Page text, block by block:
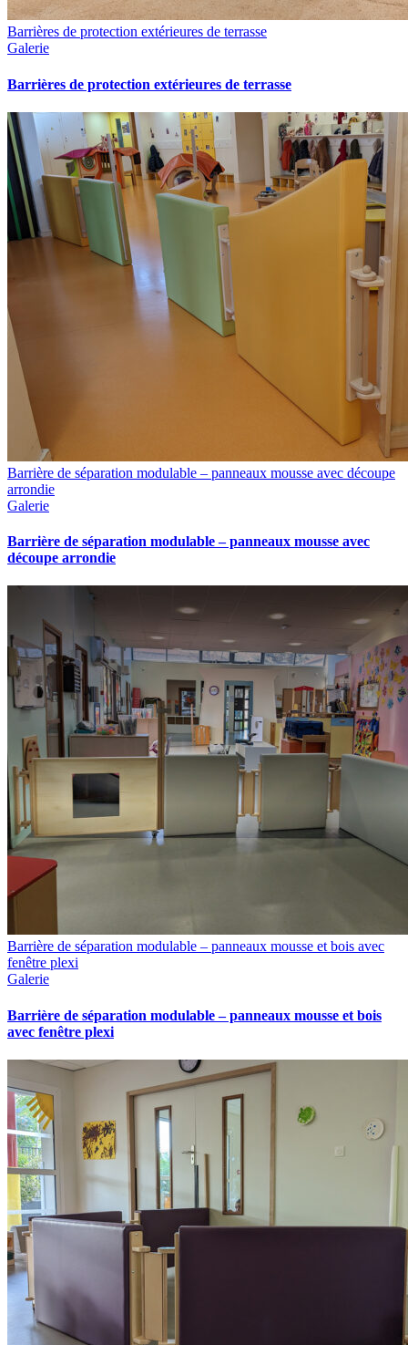
Barrières de protection extérieures de terrasse
Galerie
Barrières de protection extérieures de terrasse
Barrière de séparation modulable – panneaux mousse avec découpe
arrondie
Galerie
Barrière de séparation modulable – panneaux mousse avec
découpe arrondie
Barrière de séparation modulable – panneaux mousse et bois avec
fenêtre plexi
Galerie
Barrière de séparation modulable – panneaux mousse et bois
avec fenêtre plexi